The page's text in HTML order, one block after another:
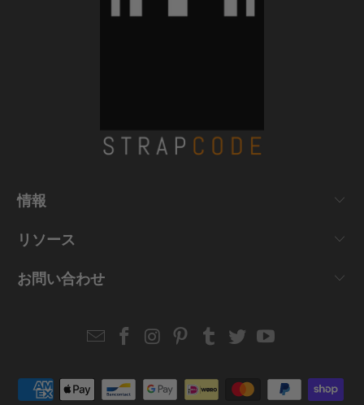
情報
リソース
お問い合わせ
EmailStrapcode
Facebook
Strapcode
Instagram
Strapcode
Pinterest
Strapcode
Tumblr
Strapcode
TwitterYouTube